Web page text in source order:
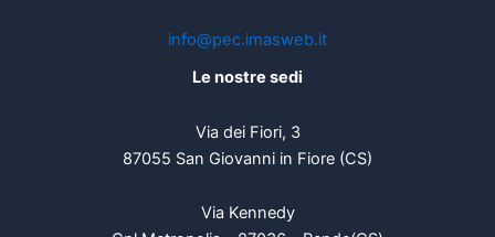
info@pec.imasweb.it
Le nostre sedi
Via dei Fiori, 3
87055 San Giovanni in Fiore (CS)
Via Kennedy